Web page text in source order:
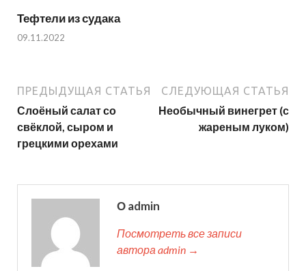
Тефтели из судака
09.11.2022
ПРЕДЫДУЩАЯ СТАТЬЯ
Слоёный салат со
свёклой, сыром и
грецкими орехами
СЛЕДУЮЩАЯ СТАТЬЯ
Необычный винегрет (с
жареным луком)
О admin
Посмотреть все записи
автора admin →